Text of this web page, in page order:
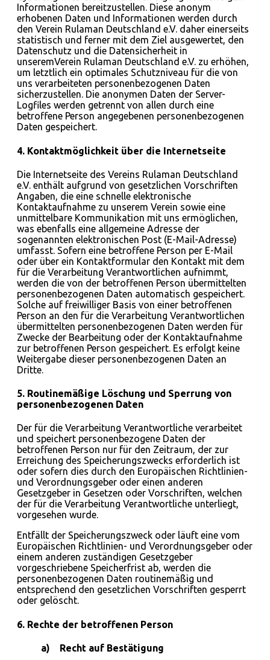
Informationen bereitzustellen. Diese anonym
erhobenen Daten und Informationen werden durch
den Verein Rulaman Deutschland e.V. daher einerseits
statistisch und ferner mit dem Ziel ausgewertet, den
Datenschutz und die Datensicherheit in
unseremVerein Rulaman Deutschland e.V. zu erhöhen,
um letztlich ein optimales Schutzniveau für die von
uns verarbeiteten personenbezogenen Daten
sicherzustellen. Die anonymen Daten der Server-
Logfiles werden getrennt von allen durch eine
betroffene Person angegebenen personenbezogenen
Daten gespeichert.
4. Kontaktmöglichkeit über die Internetseite
Die Internetseite des Vereins Rulaman Deutschland
e.V. enthält aufgrund von gesetzlichen Vorschriften
Angaben, die eine schnelle elektronische
Kontaktaufnahme zu unserem Verein sowie eine
unmittelbare Kommunikation mit uns ermöglichen,
was ebenfalls eine allgemeine Adresse der
sogenannten elektronischen Post (E-Mail-Adresse)
umfasst. Sofern eine betroffene Person per E-Mail
oder über ein Kontaktformular den Kontakt mit dem
für die Verarbeitung Verantwortlichen aufnimmt,
werden die von der betroffenen Person übermittelten
personenbezogenen Daten automatisch gespeichert.
Solche auf freiwilliger Basis von einer betroffenen
Person an den für die Verarbeitung Verantwortlichen
übermittelten personenbezogenen Daten werden für
Zwecke der Bearbeitung oder der Kontaktaufnahme
zur betroffenen Person gespeichert. Es erfolgt keine
Weitergabe dieser personenbezogenen Daten an
Dritte.
5. Routinemäßige Löschung und Sperrung von
personenbezogenen Daten
Der für die Verarbeitung Verantwortliche verarbeitet
und speichert personenbezogene Daten der
betroffenen Person nur für den Zeitraum, der zur
Erreichung des Speicherungszwecks erforderlich ist
oder sofern dies durch den Europäischen Richtlinien-
und Verordnungsgeber oder einen anderen
Gesetzgeber in Gesetzen oder Vorschriften, welchen
der für die Verarbeitung Verantwortliche unterliegt,
vorgesehen wurde.
Entfällt der Speicherungszweck oder läuft eine vom
Europäischen Richtlinien- und Verordnungsgeber oder
einem anderen zuständigen Gesetzgeber
vorgeschriebene Speicherfrist ab, werden die
personenbezogenen Daten routinemäßig und
entsprechend den gesetzlichen Vorschriften gesperrt
oder gelöscht.
6. Rechte der betroffenen Person
a) Recht auf Bestätigung